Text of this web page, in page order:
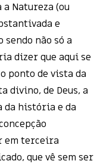
Natureza (ou
e
não só a
dizer que aqui se
ponto de vista da
divino, de Deus, a
da história e da
em terceira
que vê sem ser